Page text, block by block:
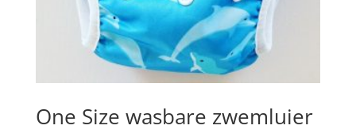
One Size wasbare zwemluier